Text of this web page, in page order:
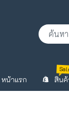
หน้าแรก สินค้